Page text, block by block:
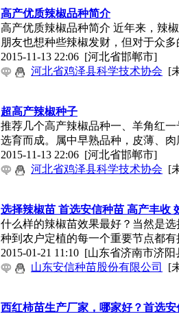
高产优质辣椒品种简介
高产优质辣椒品种简介 近年来，辣
朋友也想种些辣椒发财，但对于众多
2015-11-13 22:06 [河北省邯郸市]
河北省鸡泽县科学技术协会 [
超高产辣椒种子
推荐几个高产辣椒品种一、羊角红
选育而成。属中早熟品种，皮薄、肉
2015-11-13 22:06 [河北省邯郸市]
河北省鸡泽县科学技术协会 [
选择辣椒苗 首选安信种苗 高产丰收
什么样的辣椒苗效果最好？当然是
种到农户定植的每一个重要节点都有
2015-01-21 11:10 [山东省济南市济阳
山东安信种苗股份有限公司
[
西红柿苗生产厂家，哪家好？首选安